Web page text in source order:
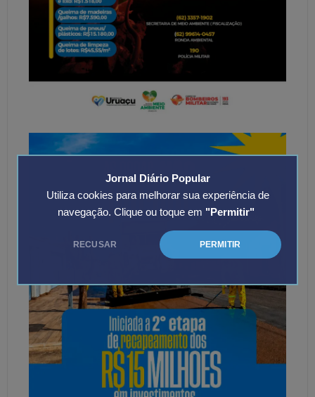
Jornal Diário Popular
Utiliza cookies para melhorar sua experiência de
navegação. Clique ou toque em "Permitir"
RECUSAR PERMITIR